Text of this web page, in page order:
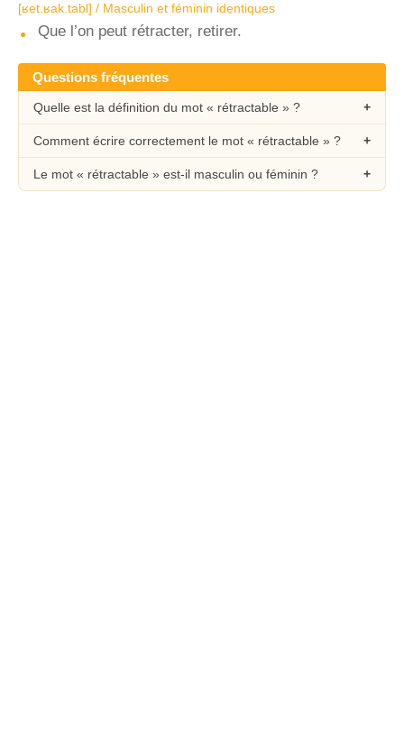
[ʁet.ʁak.tabl] / Masculin et féminin identiques
Que l’on peut rétracter, retirer.
Questions fréquentes
Quelle est la définition du mot « rétractable » ?
Comment écrire correctement le mot « rétractable » ?
Le mot « rétractable » est-il masculin ou féminin ?